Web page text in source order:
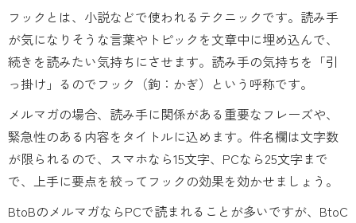
フックとは、小説などで使われるテクニックです。読み手
が気になりそうな言葉やトピックを文章中に埋め込んで、
続きを読みたい気持ちにさせます。読み手の気持ちを「引
っ掛け」るのでフック（鉤：かぎ）という呼称です。
メルマガの場合、読み手に関係がある重要なフレーズや、
緊急性のある内容をタイトルに込めます。件名欄は文字数
が限られるので、スマホなら15文字、PCなら25文字まで
で、上手に要点を絞ってフックの効果を効かせましょう。
BtoBのメルマガならPCで読まれることが多いですが、BtoC